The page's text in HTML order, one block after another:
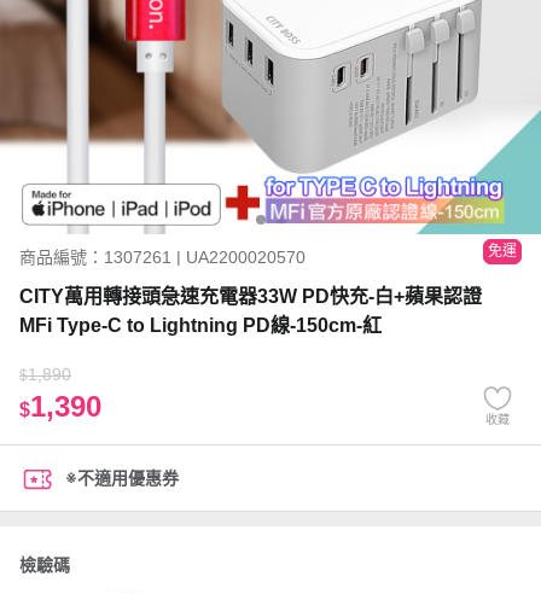
商品編號：1307261 | UA2200020570 免運
CITY萬用轉接頭急速充電器33W PD快充-白+蘋果認證
MFi Type-C to Lightning PD線-150cm-紅
$1,890
$1,390 收藏
※不適用優惠券
檢驗碼